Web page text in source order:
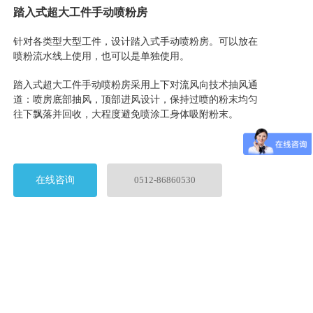
踏入式超大工件手动喷粉房
针对各类型大型工件，设计踏入式手动喷粉房。可以放在
喷粉流水线上使用，也可以是单独使用。
踏入式超大工件手动喷粉房采用上下对流风向技术抽风通
道：喷房底部抽风，顶部进风设计，保持过喷的粉末均匀
往下飘落并回收，大程度避免喷涂工身体吸附粉末。
在线咨询 0512-86860530